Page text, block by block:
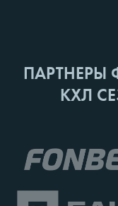
ПАРТНЕРЫ
КХЛ